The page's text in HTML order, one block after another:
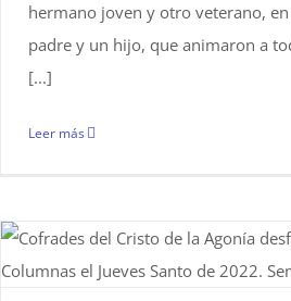
hermano joven y otro veterano,
padre y un hijo, que animaron a
[...]
Leer más